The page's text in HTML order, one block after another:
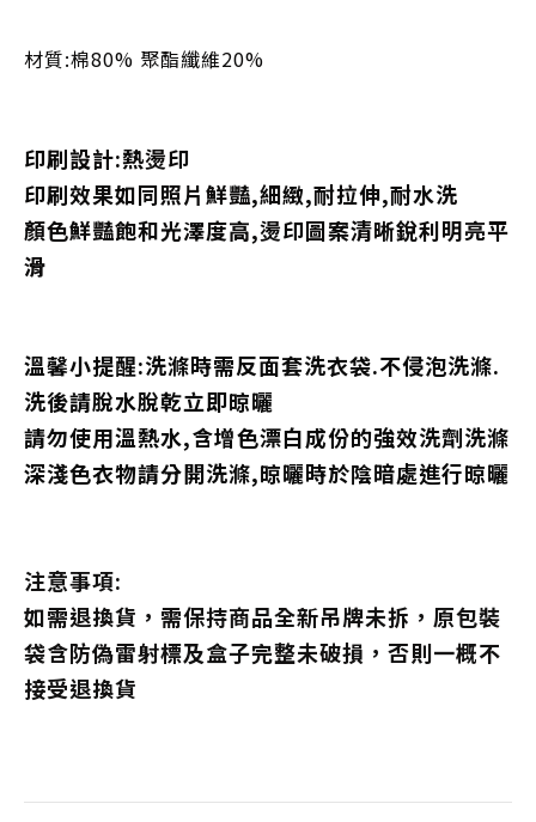
材質:棉80% 聚酯纖維20%
印刷設計:熱燙印
印刷效果如同照片鮮豔,細緻,耐拉伸,耐水洗
顏色鮮豔飽和光澤度高,燙印圖案清晰銳利明亮平
滑
溫馨小提醒:洗滌時需反面套洗衣袋.不侵泡洗滌.
洗後請脫水脫乾立即晾曬
請勿使用溫熱水,含增色漂白成份的強效洗劑洗滌
深淺色衣物請分開洗滌,晾曬時於陰暗處進行晾曬
注意事項:
如需退換貨，需保持商品全新吊牌未拆，原包裝
袋含防偽雷射標及盒子完整未破損，否則一概不
接受退換貨